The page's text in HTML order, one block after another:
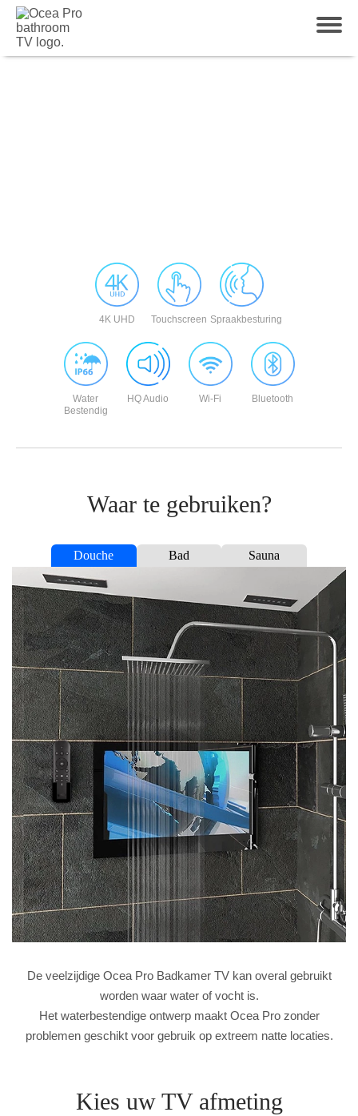
4K UHD Touchscreen Spraakbesturing
Water
Bestendig
HQ Audio Wi-Fi Bluetooth
Waar te gebruiken?
Douche Bad Sauna
De veelzijdige Ocea Pro Badkamer TV kan overal gebruikt
worden waar water of vocht is.
Het waterbestendige ontwerp maakt Ocea Pro zonder
problemen geschikt voor gebruik op extreem natte locaties.
Kies uw TV afmeting